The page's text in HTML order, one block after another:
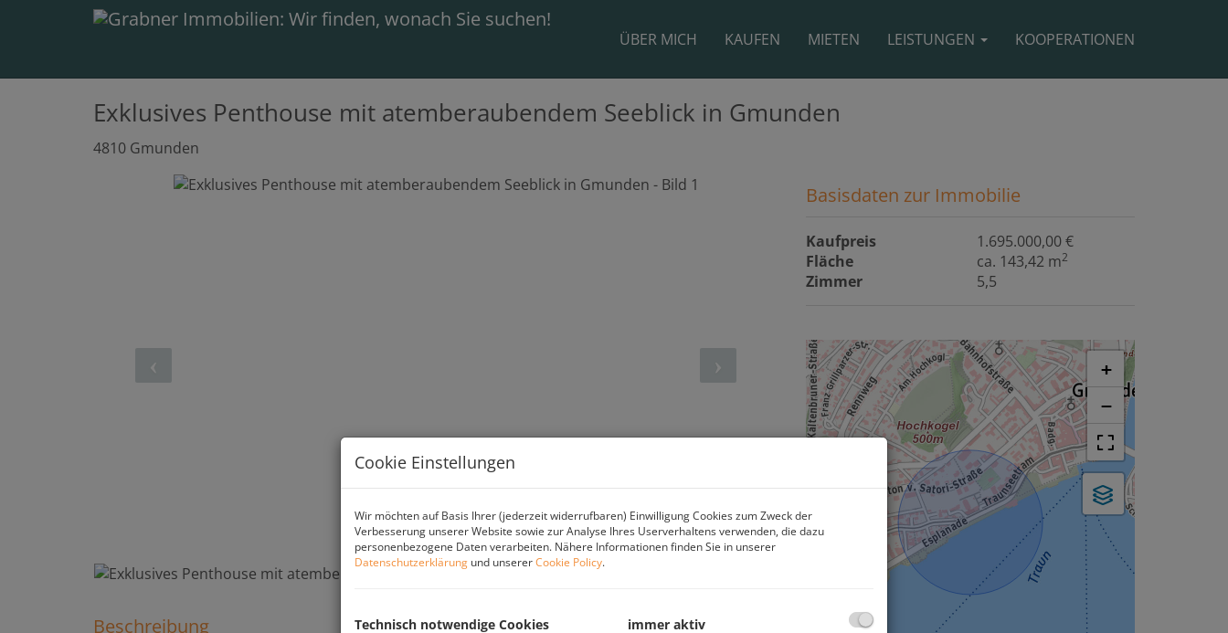
ÜBER MICH KAUFEN MIETEN LEISTUNGEN KOOPERATIONEN
Exklusives Penthouse mit atemberaubendem Seeblick in Gmunden
4810 Gmunden
Beschreibung
Basisdaten zur Immobilie
Kaufpreis
1.695.000,00 €
Fläche
ca. 143,42 m2
Zimmer 5,5
+
−
Cookie Einstellungen
Wir möchten auf Basis Ihrer (jederzeit widerrufbaren) Einwilligung Cookies zum Zweck der
Verbesserung unserer Website sowie zur Analyse Ihres Userverhaltens verwenden, die dazu
personenbezogene Daten verarbeiten. Nähere Informationen finden Sie in unserer
Datenschutzerklärung und unsererCookie Policy.
Technisch notwendige Cookies immer aktiv